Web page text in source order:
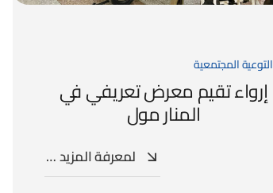
التوعية المجتمعية
إرواء تقيم معرض تعريفي في
المنار مول
لمعرفة المزيد …